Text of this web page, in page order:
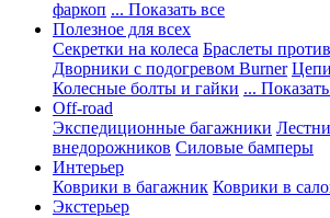
фаркоп ... Показать все
Полезное для всех
Секретки на колеса Браслеты
Дворники с подогревом Burner
Колесные болты и гайки ...
Off-road
Экспедиционные багажники
внедорожников Силовые бамперы
Интерьер
Коврики в багажник Коврики в
Экстерьер